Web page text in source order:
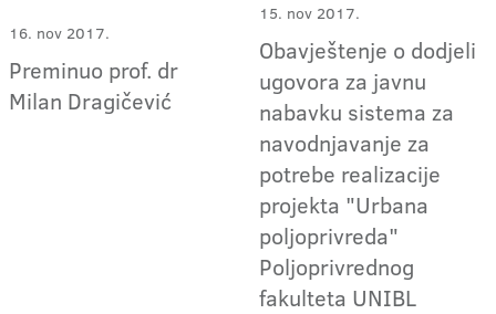
16. nov 2017.
Preminuo prof. dr
Milan Dragičević
15. nov 2017.
Obavještenje o dodjeli
ugovora za javnu
nabavku sistema za
navodnjavanje za
potrebe realizacije
projekta "Urbana
poljoprivreda"
Poljoprivrednog
fakulteta UNIBL